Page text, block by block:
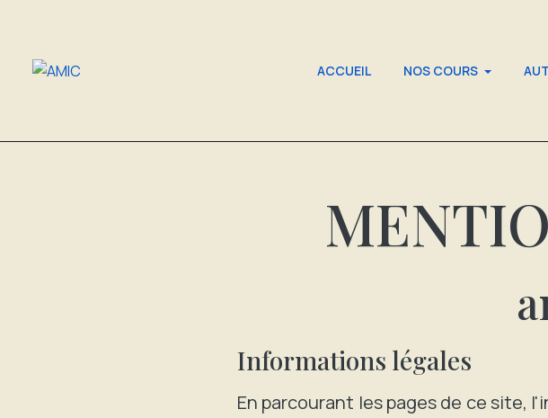
ACCUEIL NOS COURS
Informations légales
En parcourant les pages de ce site,